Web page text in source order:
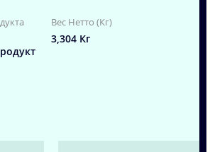
Вес Нетто (Кг)
3,304 Кг